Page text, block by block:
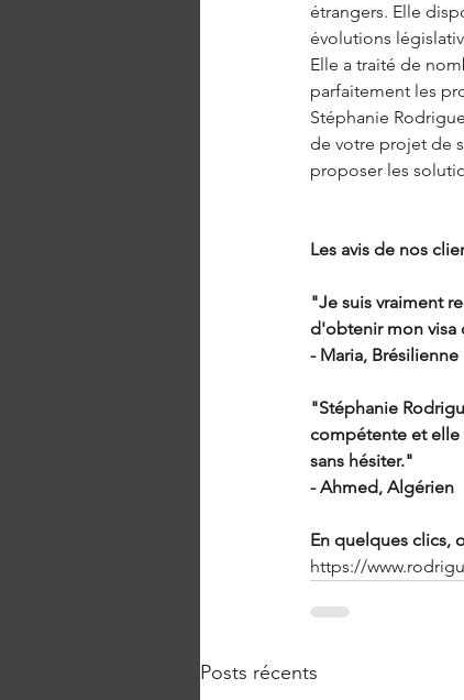
étrangers. Elle
évolutions
Elle a traité de
parfaitement les
Stéphanie
de votre projet de
proposer les
Les avis de nos
"Je suis vraiment
d'obtenir mon visa
- Maria, Brésilienne
"Stéphanie
compétente et elle
sans hésiter."
- Ahmed, Algérien
En quelques clics,
https://
Posts récents